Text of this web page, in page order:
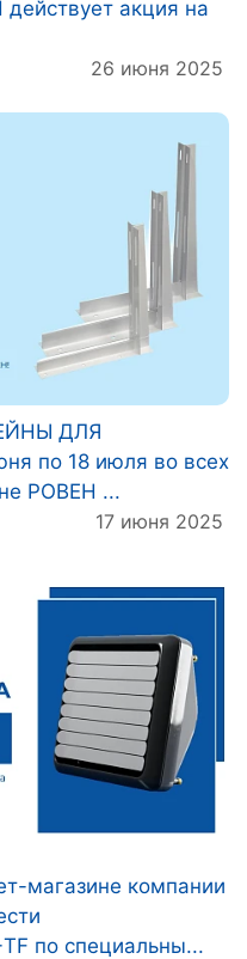
акция на
26 июня 2025
ДЛЯ
по 18 июля во всех
РОВЕН ...
17 июня 2025
магазине компании
по специальны...